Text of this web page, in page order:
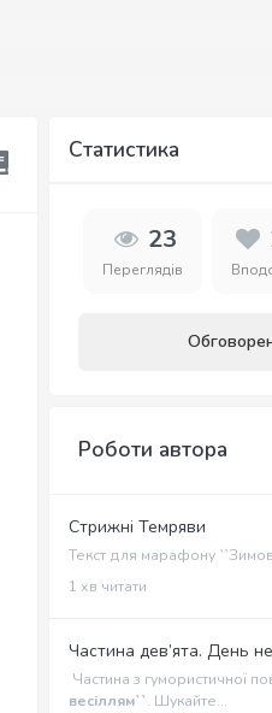
Статистика
23
Переглядів
Роботи автора
Стрижні Темряви
Текст для марафону
1 хв читати
Частина дев’ята. День
Частина з гумористичної
весіллям``. Шукайте...